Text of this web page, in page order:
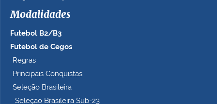
o
o
m
e
t
Modalidades
Futebol B2/B3
Futebol de Cegos
Regras
Principais Conquistas
Seleção Brasileira
Seleção Brasileira Sub-23